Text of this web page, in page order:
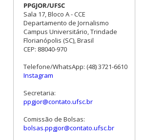
PPGJOR/UFSC
Sala 17, Bloco A - CCE
Departamento de Jornalismo
Campus Universitário, Trindade
Florianópolis (SC), Brasil
CEP: 88040-970
Telefone/WhatsApp: (48) 3721-6610
Instagram
Secretaria:
ppgjor@contato.ufsc.br
Comissão de Bolsas:
bolsas.ppgjor@contato.ufsc.br